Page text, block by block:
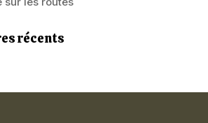
récents